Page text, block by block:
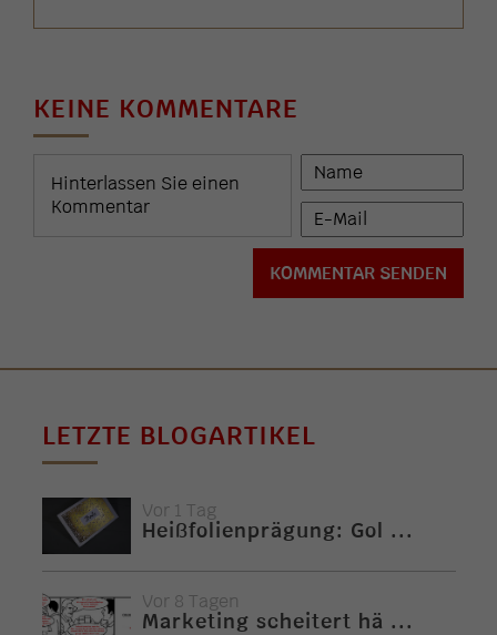
KEINE KOMMENTARE
LETZTE BLOGARTIKEL
Vor 1 Tag
Heißfolienprägung: Gol ...
Vor 8 Tagen
Marketing scheitert hä ...